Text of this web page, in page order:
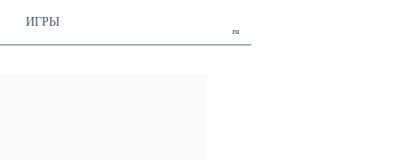
ru
ИГРЫ